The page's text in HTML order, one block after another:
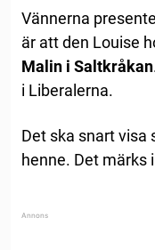
Vännerna
är att den Louise
Malin i Saltkråkan
i Liberalerna.
Det ska snart visa
henne. Det märks